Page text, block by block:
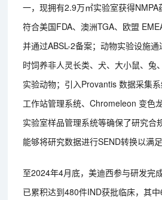
一，现拥有2.9万㎡实验室获得NMPA
符合美国FDA、澳洲TGA、欧盟
并通过ABSL-2备案；动物实验设施
时饲养非人灵长类、犬、大小鼠、兔
实验动物；引入Provantis 数据采集
工作站管理系统、Chromeleon 变色
实验室样品管理系统等确保了研究合
能够将研究数据进行SEND转换以满
至2024年4月底，美迪西参与研发完
已累积达到480件IND获批临床，其